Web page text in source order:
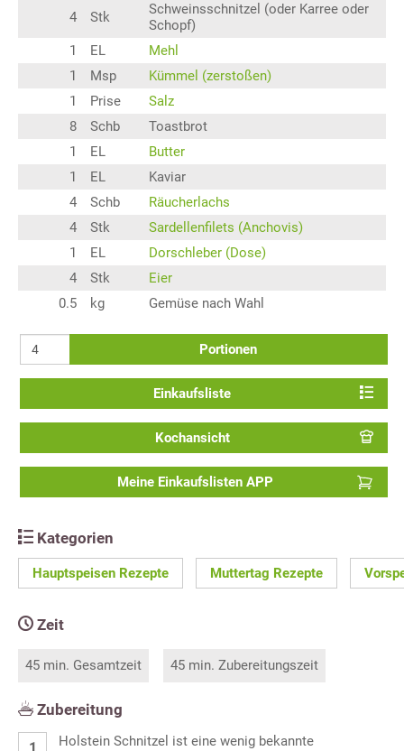
4 Stk
Schweinsschnitzel (oder Karree oder
Schopf)
1
EL
Mehl
1
Msp
Kümmel (zerstoßen)
1
Prise
Salz
8
Schb
Toastbrot
1
EL
Butter
1
EL
Kaviar
4
Schb
Räucherlachs
4
Stk
Sardellenfilets (Anchovis)
1
EL
Dorschleber (Dose)
4
Stk
Eier
0.5
kg Gemüse nach Wahl
Portionen
Einkaufsliste
Kochansicht
Meine Einkaufslisten APP
Kategorien
Hauptspeisen Rezepte Muttertag Rezepte
Zeit
45 min. Gesamtzeit 45 min. Zubereitungszeit
Zubereitung
Holstein Schnitzel ist eine wenig bekannte